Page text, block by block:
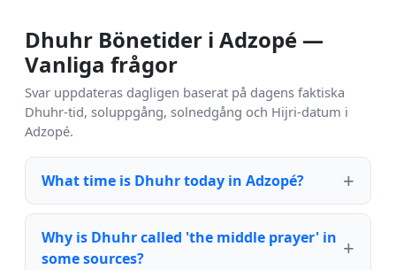
Dhuhr Bönetider i Adzopé —
Vanliga frågor
Svar uppdateras dagligen baserat på dagens faktiska
Dhuhr-tid, soluppgång, solnedgång och Hijri-datum i
Adzopé.
What time is Dhuhr today in Adzopé?
Why is Dhuhr called 'the middle prayer' in
some sources?